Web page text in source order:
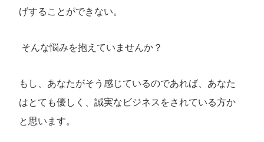
げすることができない。
そんな悩みを抱えていませんか？
もし、あなたがそう感じているのであれば、あなた
はとても優しく、誠実なビジネスをされている方か
と思います。